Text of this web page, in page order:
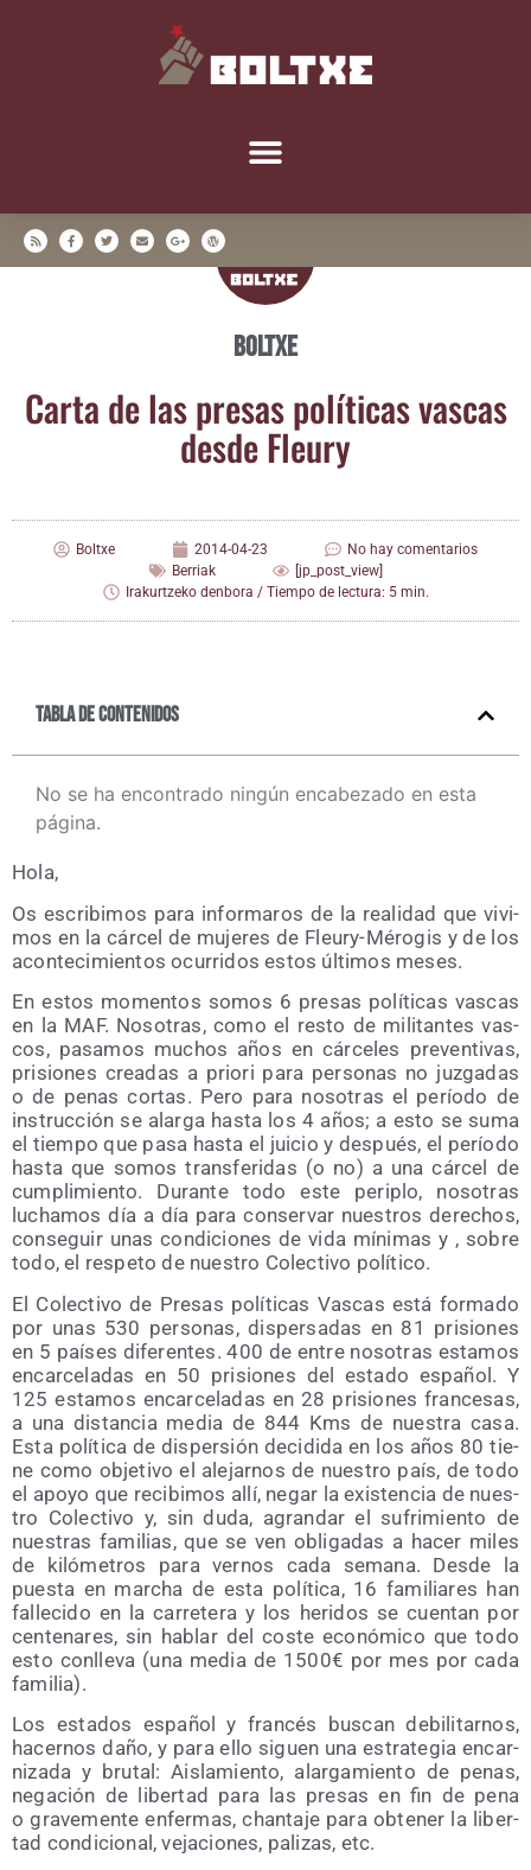
Boltxe
Car­ta de las pre­sas polí­ti­cas vas­cas
des­de Fleury
Boltxe 2014-04-23
No hay comentarios
Berriak
[jp_post_view]
Irakurtzeko denbora / Tiempo de lectura: 5 min.
Tabla de contenidos
No se ha encontrado ningún encabezado en esta
página.
Hola,
Os escri­bi­mos para infor­ma­ros de la reali­dad que vivi­
mos en la cár­cel de muje­res de Fleury-Méro­gis y de los
acon­te­ci­mien­tos ocu­rri­dos estos últi­mos meses.
En estos momen­tos somos 6 pre­sas polí­ti­cas vas­cas
en la MAF. Noso­tras, como el res­to de mili­tan­tes vas­
cos, pasa­mos muchos años en cár­ce­les pre­ven­ti­vas,
pri­sio­nes crea­das a prio­ri para per­so­nas no juz­ga­das
o de penas cor­tas. Pero para noso­tras el perío­do de
ins­truc­ción se alar­ga has­ta los 4 años; a esto se suma
el tiem­po que pasa has­ta el jui­cio y des­pués, el perío­do
has­ta que somos trans­fe­ri­das (o no) a una cár­cel de
cum­pli­mien­to. Duran­te todo este peri­plo, noso­tras
lucha­mos día a día para con­ser­var nues­tros dere­chos,
con­se­guir unas con­di­cio­nes de vida míni­mas y , sobre
todo, el res­pe­to de nues­tro Colec­ti­vo político.
El Colec­ti­vo de Pre­sas polí­ti­cas Vas­cas está for­ma­do
por unas 530 per­so­nas, dis­per­sa­das en 81 pri­sio­nes
en 5 paí­ses dife­ren­tes. 400 de entre noso­tras esta­mos
encar­ce­la­das en 50 pri­sio­nes del esta­do espa­ñol. Y
125 esta­mos encar­ce­la­das en 28 pri­sio­nes fran­ce­sas,
a una dis­tan­cia media de 844 Kms de nues­tra casa.
Esta polí­ti­ca de dis­per­sión deci­di­da en los años 80 tie­
ne como obje­ti­vo el ale­jar­nos de nues­tro país, de todo
el apo­yo que reci­bi­mos allí, negar la exis­ten­cia de nues­
tro Colec­ti­vo y, sin duda, agran­dar el sufri­mien­to de
nues­tras fami­lias, que se ven obli­ga­das a hacer miles
de kiló­me­tros para ver­nos cada sema­na. Des­de la
pues­ta en mar­cha de esta polí­ti­ca, 16 fami­lia­res han
falle­ci­do en la carre­te­ra y los heri­dos se cuen­tan por
cen­te­na­res, sin hablar del cos­te eco­nó­mi­co que todo
esto con­lle­va (una media de 1500€ por mes por cada
familia).
Los esta­dos espa­ñol y fran­cés bus­can debi­li­tar­nos,
hacer­nos daño, y para ello siguen una estra­te­gia encar­
ni­za­da y bru­tal: Ais­la­mien­to, alar­ga­mien­to de penas,
nega­ción de liber­tad para las pre­sas en fin de pena
o gra­ve­men­te enfer­mas, chan­ta­je para obte­ner la liber­
tad con­di­cio­nal, veja­cio­nes, pali­zas, etc.